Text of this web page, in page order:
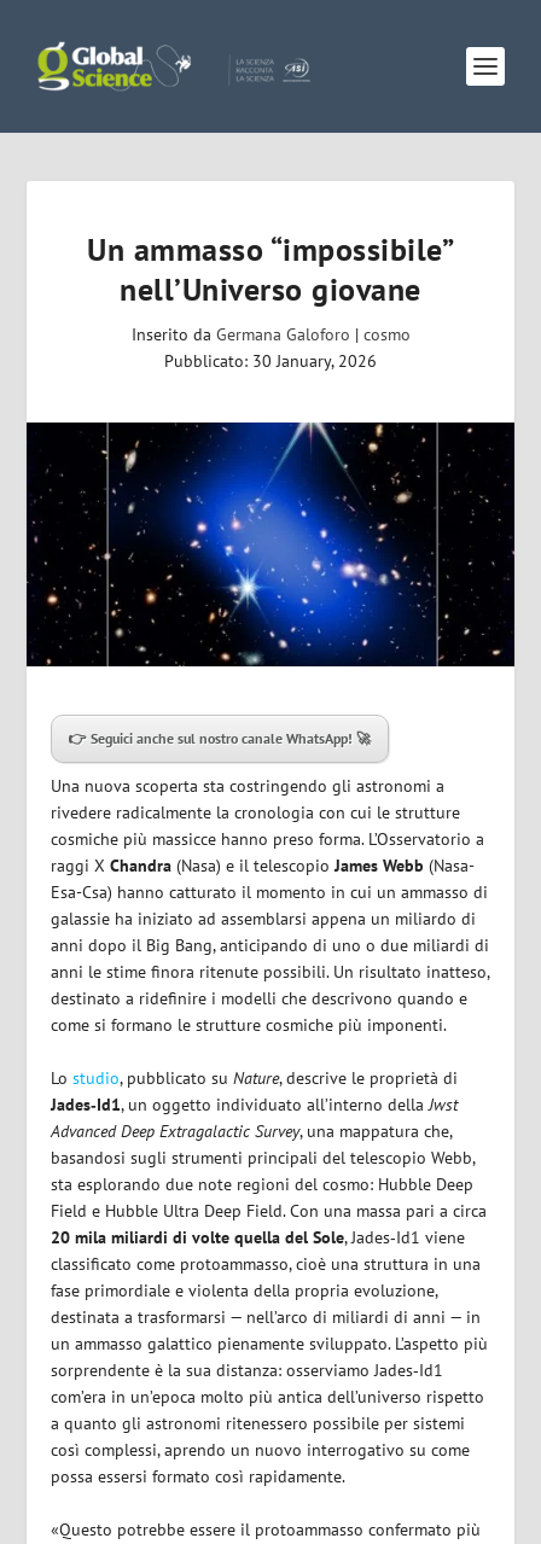
Un ammasso “impossibile”
nell’Universo giovane
Inserito da Germana Galoforo | cosmo
Pubblicato: 30 January, 2026
👉 Seguici anche sul nostro canale WhatsApp! 🚀
Una nuova scoperta sta costringendo gli astronomi a
rivedere radicalmente la cronologia con cui le strutture
cosmiche più massicce hanno preso forma. L’Osservatorio a
raggi XChandra (Nasa) e il telescopioJames Webb (Nasa-
Esa-Csa) hanno catturato il momento in cui un ammasso di
galassie ha iniziato ad assemblarsi appena un miliardo di
anni dopo il Big Bang, anticipando di uno o due miliardi di
anni le stime finora ritenute possibili. Un risultato inatteso,
destinato a ridefinire i modelli che descrivono quando e
come si formano le strutture cosmiche più imponenti.
Lostudio, pubblicato suNature, descrive le proprietà di
Jades‑Id1, un oggetto individuato all’interno dellaJwst
Advanced Deep Extragalactic Survey, una mappatura che,
basandosi sugli strumenti principali del telescopio Webb,
sta esplorando due note regioni del cosmo: Hubble Deep
Field e Hubble Ultra Deep Field. Con una massa pari a circa
20 mila miliardi di volte quella del Sole, Jades‑Id1 viene
classificato come protoammasso, cioè una struttura in una
fase primordiale e violenta della propria evoluzione,
destinata a trasformarsi — nell’arco di miliardi di anni — in
un ammasso galattico pienamente sviluppato. L’aspetto più
sorprendente è la sua distanza: osserviamo Jades‑Id1
com’era in un’epoca molto più antica dell’universo rispetto
a quanto gli astronomi ritenessero possibile per sistemi
così complessi, aprendo un nuovo interrogativo su come
possa essersi formato così rapidamente.
«Questo potrebbe essere il protoammasso confermato più